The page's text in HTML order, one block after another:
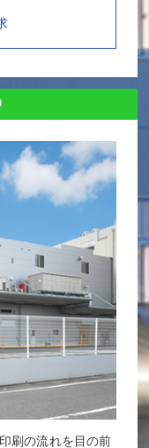
刷の流れを目の前